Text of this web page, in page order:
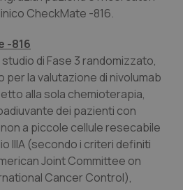
CheckMate -816.
-816
di Fase 3 randomizzato,
la valutazione di nivolumab
alla sola chemioterapia,
dei pazienti con
a piccole cellule resecabile
IIIA (secondo i criteri definiti
Joint Committee on
Cancer Control),
e l'accesso alle aree
Fornitore Dominio
YouTube
5